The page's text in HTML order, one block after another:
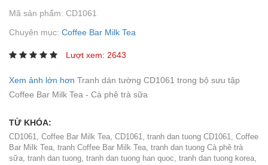
Mã sản phẩm: CD1061
Chuyên mục: Coffee Bar Milk Tea
Lượt xem: 2643
Xem ảnh lớn hơn Tranh dán tường CD1061 trong bộ sưu tập
Coffee Bar Milk Tea - Cà phê trà sữa
TỪ KHÓA:
CD1061, Coffee Bar Milk Tea, CD1061, tranh dan tuong CD1061, Coffee
Bar Milk Tea, tranh Coffee Bar Milk Tea, tranh dan tuong Cà phê trà
sữa, tranh dan tuong, tranh dan tuong han quoc, tranh dan tuong korea,